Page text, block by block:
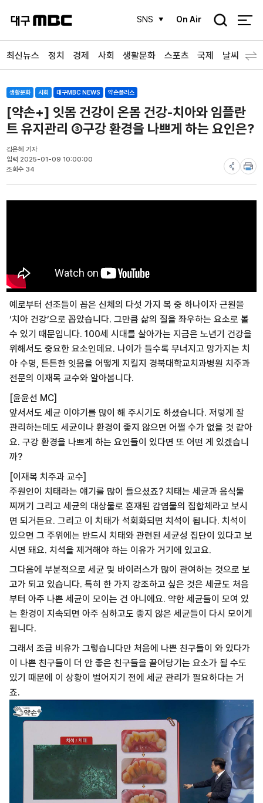
SNS On Air
검
최신뉴스 정치 경제 사회 생활문화 스포츠 국제 날씨
생활문화 사회 대구MBC NEWS 약손플러스
[약손+] 잇몸 건강이 온몸 건강-치아와 임플란
트 유지관리 ③구강 환경을 나쁘게 하는 요인은?
김은혜 기자
입력 2025-01-09 10:00:00
조회수 34
예로부터 선조들이 꼽은 신체의 다섯 가지 복 중 하나이자 근원을
‘치아 건강’으로 꼽았습니다. 그만큼 삶의 질을 좌우하는 요소로 볼
수 있기 때문입니다. 100세 시대를 살아가는 지금은 노년기 건강을
위해서도 중요한 요소인데요. 나이가 들수록 무너지고 망가지는 치
아 수명, 튼튼한 잇몸을 어떻게 지킬지 경북대학교치과병원 치주과
전문의 이재목 교수와 알아봅니다.
[윤윤선 MC]
앞서서도 세균 이야기를 많이 해 주시기도 하셨습니다. 저렇게 잘
관리하는데도 세균이나 환경이 좋지 않으면 어쩔 수가 없을 것 같아
요. 구강 환경을 나쁘게 하는 요인들이 있다면 또 어떤 게 있겠습니
까?
[이재목 치주과 교수]
주원인이 치태라는 얘기를 많이 들으셨죠? 치태는 세균과 음식물
찌꺼기 그리고 세균의 대상물로 혼재된 감염물의 집합체라고 보시
면 되거든요. 그리고 이 치태가 석회화되면 치석이 됩니다. 치석이
있으면 그 주위에는 반드시 치태와 관련된 세균성 집단이 있다고 보
시면 돼요. 치석을 제거해야 하는 이유가 거기에 있고요.
그다음에 부분적으로 세균 및 바이러스가 많이 관여하는 것으로 보
고가 되고 있습니다. 특히 한 가지 강조하고 싶은 것은 세균도 처음
부터 아주 나쁜 세균이 모이는 건 아니에요. 약한 세균들이 모여 있
는 환경이 지속되면 아주 심하고도 좋지 않은 세균들이 다시 모이게
됩니다.
그래서 조금 비유가 그렇습니다만 처음에 나쁜 친구들이 와 있다가
이 나쁜 친구들이 더 안 좋은 친구들을 끌어당기는 요소가 될 수도
있기 때문에 이 상황이 벌어지기 전에 세균 관리가 필요하다는 거
죠.